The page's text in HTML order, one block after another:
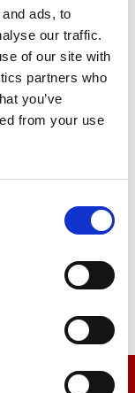
ads, to
our traffic.
of our site with
partners who
you’ve
from your use